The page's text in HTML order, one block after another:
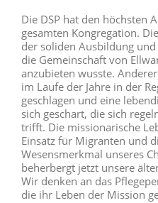
Die DSP hat den höchsten
gesamten Kongregation.
der soliden Ausbildung
die Gemeinschaft von
anzubieten wusste.
im Laufe der Jahre in der
geschlagen und eine
sich geschart, die sich
trifft. Die missionarische
Einsatz für Migranten und
Wesensmerkmal unseres
beherbergt jetzt unsere
Wir denken an das
die ihr Leben der Mission